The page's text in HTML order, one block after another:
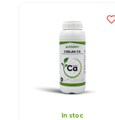
In stoc